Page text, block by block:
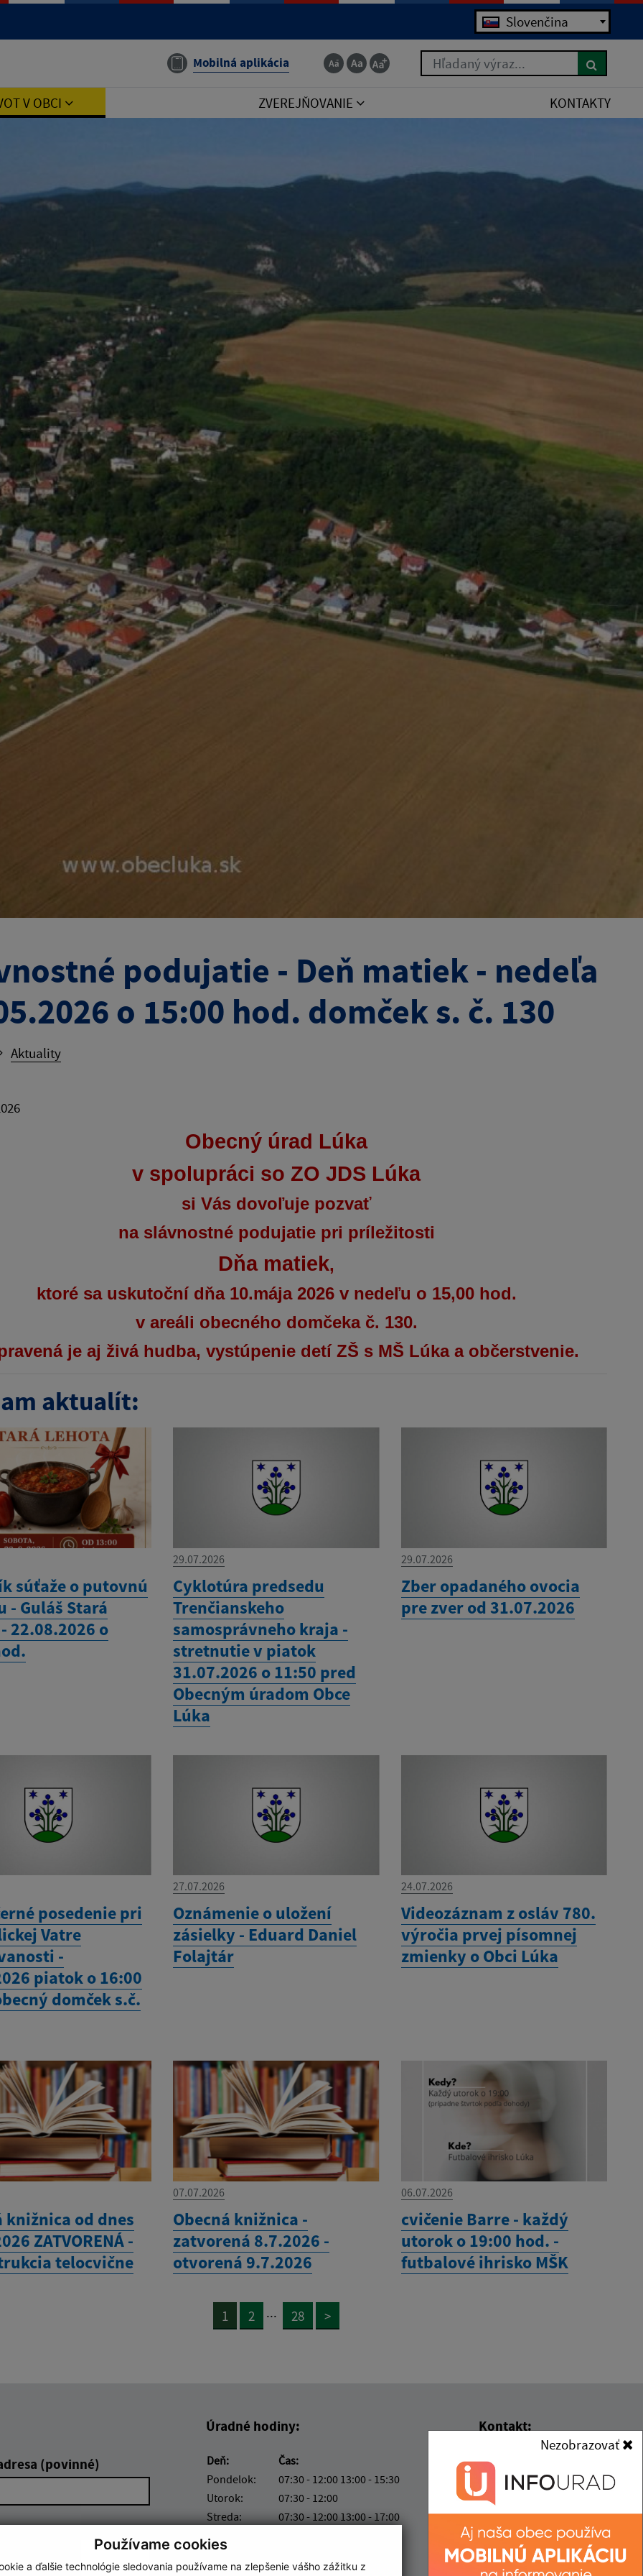
Používame cookies
a ďalšie technológie sledovania používame na zlepšenie vášho zážitku z
Jazyk Slovenčina
Mobilná aplikácia Hľadaný výraz...
V OBCI ZVEREJŇOVANIE KONTAKTY
podujatie - Deň matiek - nedeľa
o 15:00 hod. domček s. č. 130
Aktuality
Obecný úrad Lúka
v spolupráci so ZO JDS Lúka
si Vás dovoľuje pozvať
na slávnostné podujatie pri príležitosti
Dňa matiek,
ktoré sa uskutoční dňa 10.mája 2026 v nedeľu o 15,00 hod.
v areáli obecného domčeka č. 130.
je aj živá hudba, vystúpenie detí ZŠ s MŠ Lúka a občerstvenie.
aktualít:
súťaže o putovnú
- Guláš Stará
22.08.2026 o
29.07.2026
Cyklotúra predsedu
Trenčianskeho
samosprávneho kraja -
stretnutie v piatok
31.07.2026 o 11:50 pred
Obecným úradom Obce
Lúka
29.07.2026
Zber opadaného ovocia
pre zver od 31.07.2026
posedenie pri
Vatre
-
piatok o 16:00
domček s.č.
27.07.2026
Oznámenie o uložení
zásielky - Eduard Daniel
Folajtár
24.07.2026
Videozáznam z osláv 780.
výročia prvej písomnej
zmienky o Obci Lúka
knižnica od dnes
ZATVORENÁ -
telocvične
07.07.2026
Obecná knižnica -
zatvorená 8.7.2026 -
otvorená 9.7.2026
06.07.2026
cvičenie Barre - každý
utorok o 19:00 hod. -
futbalové ihrisko MŠK
1 2 ... 28 >
(povinné)
Úradné hodiny:
Deň:
Čas:
Pondelok:
07:30 - 12:00 13:00 - 15:30
Utorok:
07:30 - 12:00
Streda:
07:30 - 12:00 13:00 - 17:00
Štvrtok:
Piatok:
Kontakt:
Obecný úrad Lúka
Lúka 205
916 33 Lúka
+421 337 730 566
IČO: 00311758
Nezobrazovať